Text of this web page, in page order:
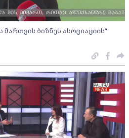
მართვის ბიზნეს ასოციაციის”